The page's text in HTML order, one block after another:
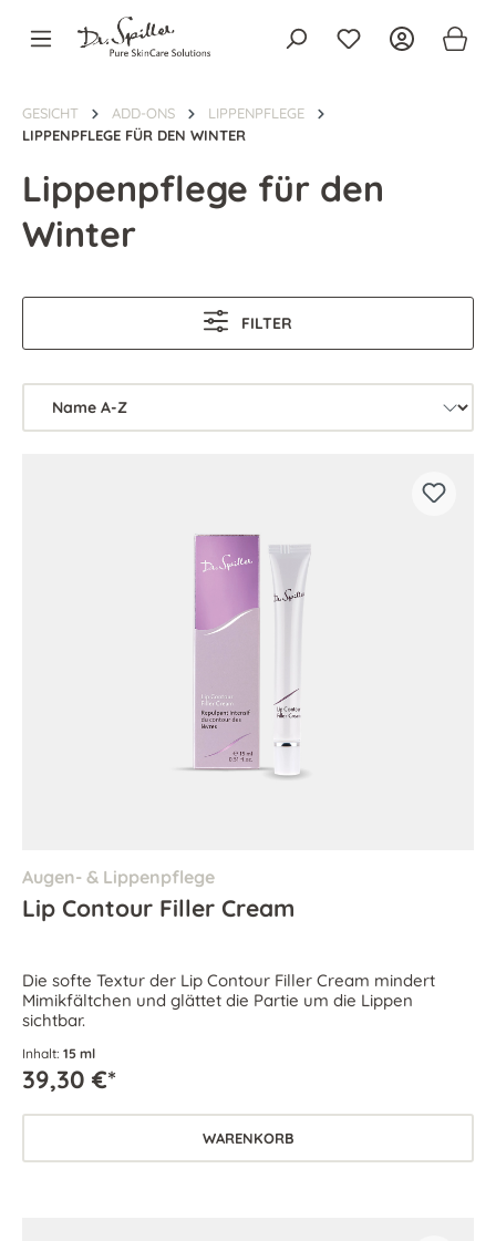
springen
GESICHT ADD-ONS
LIPPENPFLEGE
LIPPENPFLEGE FÜR DEN WINTER
Lippenpflege für den
Winter
FILTER
Augen- & Lippenpflege
Lip Contour Filler Cream
Die softe Textur der Lip Contour Filler Cream mindert
Mimikfältchen und glättet die Partie um die Lippen
sichtbar.
Inhalt: 15 ml
39,30 €*
WARENKORB